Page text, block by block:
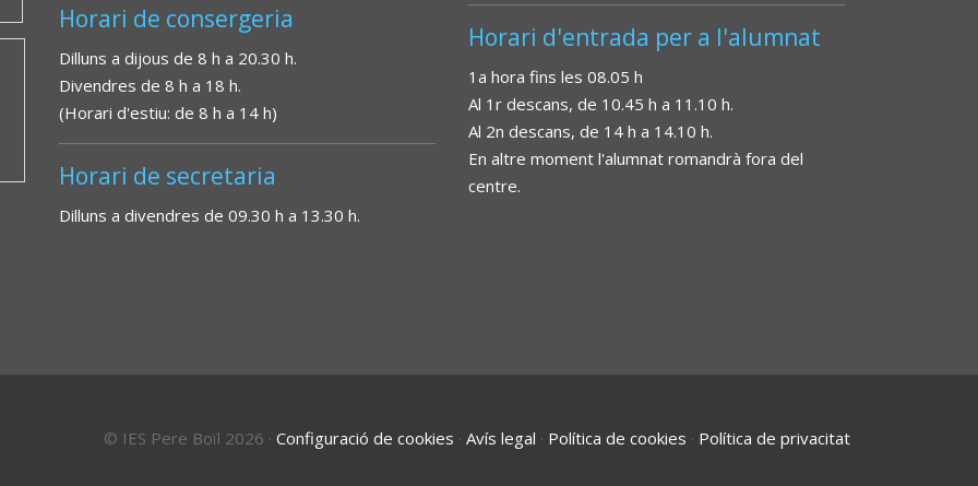
Horari de consergeria
Dilluns a dijous de 8 h a 20.30 h.
Divendres de 8 h a 18 h.
(Horari d'estiu: de 8 h a 14 h)
Horari de secretaria
Dilluns a divendres de 09.30 h a 13.30 h.
Horari d'entrada per a l'alumnat
1a hora fins les 08.05 h
Al 1r descans, de 10.45 h a 11.10 h.
Al 2n descans, de 14 h a 14.10 h.
En altre moment l'alumnat romandrà fora del
centre.
© IES Pere Boïl 2026 · Configuració de cookies · Avís legal · Política de cookies · Política de privacitat